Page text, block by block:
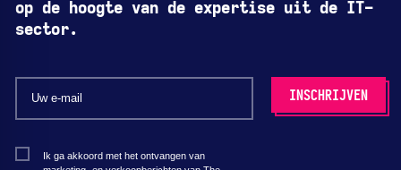
op de hoogte van de expertise uit de IT-
sector.
Ik ga akkoord met het ontvangen van